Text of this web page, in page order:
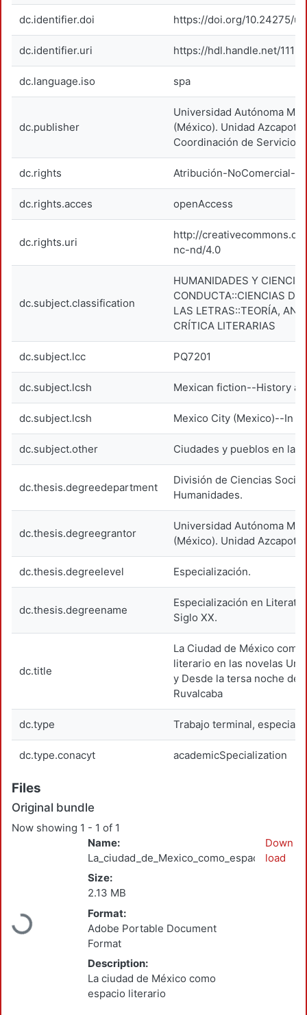
dc.identifier.doi https://doi.org/10.24275/
dc.identifier.uri https://hdl.handle.net/
dc.language.iso spa
dc.publisher
Universidad Autónoma
(México). Unidad
Coordinación de Servicios
dc.rights Atribución-NoComercial-
dc.rights.acces openAccess
dc.rights.uri
http://
nc-nd/4.0
dc.subject.classification
HUMANIDADES Y
CONDUCTA::CIENCIAS DE
LAS LETRAS::TEORÍA,
CRÍTICA LITERARIAS
dc.subject.lcc PQ7201
dc.subject.lcsh Mexican fiction--History
dc.subject.lcsh Mexico City (Mexico)--In
dc.subject.other Ciudades y pueblos en la
dc.thesis.degreedepartment
División de Ciencias
Humanidades.
dc.thesis.degreegrantor
Universidad Autónoma
(México). Unidad
dc.thesis.degreelevel Especialización.
dc.thesis.degreename
Especialización en
Siglo XX.
dc.title
La Ciudad de México
literario en las novelas Un
y Desde la tersa noche de
Ruvalcaba
dc.type Trabajo terminal,
dc.type.conacyt academicSpecialization
Files
Original bundle
Now showing 1 - 1 of 1
Loading...
Name:
Size:
2.13 MB
Format:
Adobe Portable Document
Format
Description:
La ciudad de México como
espacio literario
Down
load